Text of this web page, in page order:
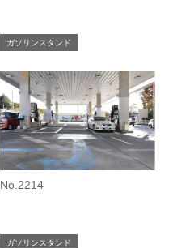
ガソリンスタンド
No.2214
ガソリンスタンド